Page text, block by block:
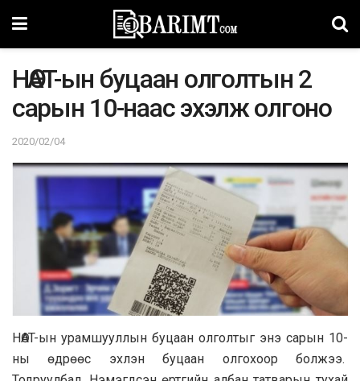
HӨAT-ын бyцaaн олголтын 2
caрын 10-нaaс эхэлж олгoнo
2020/02/04
HӨAT-ын урамшууллын буцаан олголтыг энэ сарын 10-
ны өдрөөс эхлэн буцаан олгохоор болжээ.